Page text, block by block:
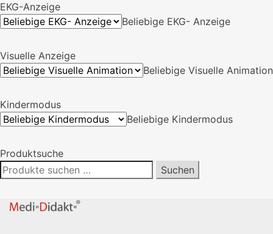
EKG-Anzeige
Beliebige EKG- Anzeige
Visuelle Anzeige
Beliebige Visuelle Animation
Kindermodus
Beliebige Kindermodus
Produktsuche
Suchen
nach:
Suchen